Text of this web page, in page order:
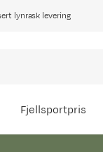
lynrask levering
Fjellsportpris